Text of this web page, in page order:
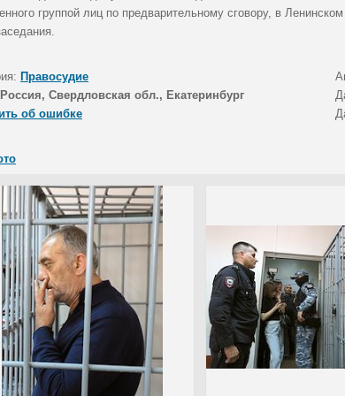
группой лиц по предварительному сговору, в
Правосудие
Россия, Свердловская обл., Екатеринбург
об ошибке